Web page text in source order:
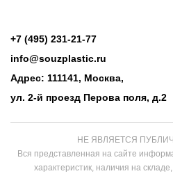
+7 (495) 231-21-77
info@souzplastic.ru
Адрес: 111141, Москва,
ул. 2-й проезд Перова поля, д.2
НЕ ЯВЛЯЕТСЯ
Вся представленная на сайте
характеристик, наличия на